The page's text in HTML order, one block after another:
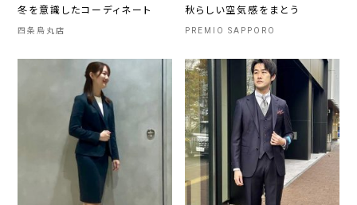
冬を意識したコーディネート
四条烏丸店
秋らしい空気感をまとう
PREMIO SAPPORO